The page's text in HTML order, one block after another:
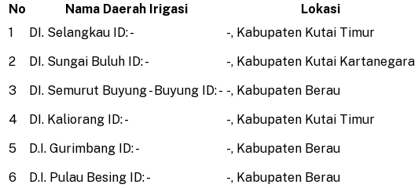
No Nama Daerah Irigasi Lokasi
1
DI. Selangkau ID: - -, Kabupaten Kutai Timur
2 DI. Sungai Buluh ID: - -, Kabupaten Kutai Kartanegara
3 DI. Semurut Buyung - Buyung ID: - -, Kabupaten Berau
4 DI. Kaliorang ID: - -, Kabupaten Kutai Timur
5 D.I. Gurimbang ID: - -, Kabupaten Berau
6 D.I. Pulau Besing ID: - -, Kabupaten Berau